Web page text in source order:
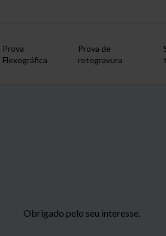
Prova
Flexográfica
Prova de
rotogravura
Obrigado pelo seu interesse.